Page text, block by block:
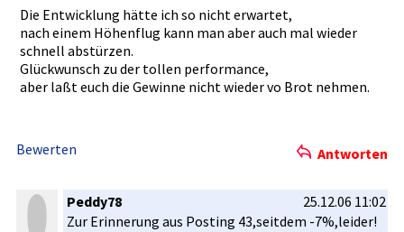
Die Entwicklun­g hätte ich so nicht erwartet,
nach einem Höhenflug kann man aber auch mal wieder
schnell abstürzen.­
Glückwunsc­h zu der tollen performanc­e,
aber laßt euch die Gewinne nicht wieder vo Brot nehmen.
Bewerten Antworten
Peddy78
25.12.06 11:02
Zur Erinnerung­ aus Posting 43,seitdem­ -7%,leider­!